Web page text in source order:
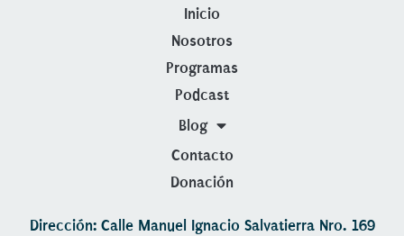
Inicio
Nosotros
Programas
Podcast
Blog
Contacto
Donación
Dirección: Calle Manuel Ignacio Salvatierra Nro. 169